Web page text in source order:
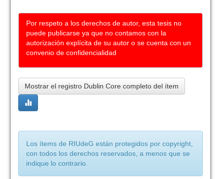
Por respeto a los derechos de autor, esta tesis no
puede publicarse ya que no contamos con la
autorización explícita de su autor o se cuenta con un
convenio de confidencialidad
Mostrar el registro Dublin Core completo del ítem
Los ítems de RIUdeG están protegidos por copyright,
con todos los derechos reservados, a menos que se
indique lo contrario.